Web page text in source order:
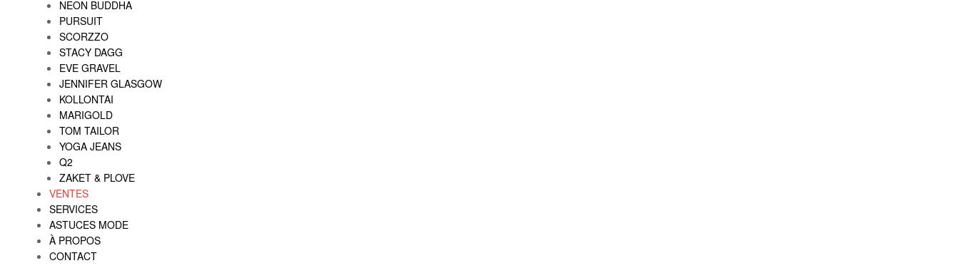
NEON BUDDHA
PURSUIT
SCORZZO
STACY DAGG
EVE GRAVEL
JENNIFER GLASGOW
KOLLONTAI
MARIGOLD
TOM TAILOR
YOGA JEANS
Q2
ZAKET & PLOVE
VENTES
SERVICES
ASTUCES MODE
À PROPOS
CONTACT